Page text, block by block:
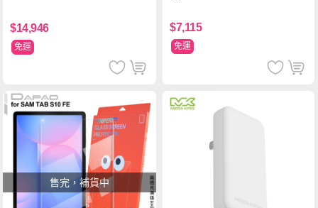
$14,946
免運
$7,115
免運
售完，補貨中